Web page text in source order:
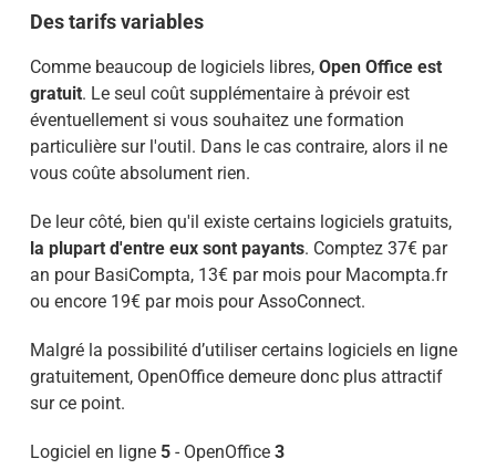
Des tarifs variables
Comme beaucoup de logiciels libres, Open Office est
gratuit. Le seul coût supplémentaire à prévoir est
éventuellement si vous souhaitez une formation
particulière sur l'outil. Dans le cas contraire, alors il ne
vous coûte absolument rien.
De leur côté, bien qu'il existe certains logiciels gratuits,
la plupart d'entre eux sont payants. Comptez 37€ par
an pour BasiCompta, 13€ par mois pour Macompta.fr
ou encore 19€ par mois pour AssoConnect.
Malgré la possibilité d’utiliser certains logiciels en ligne
gratuitement, OpenOffice demeure donc plus attractif
sur ce point.
Logiciel en ligne 5- OpenOffice 3